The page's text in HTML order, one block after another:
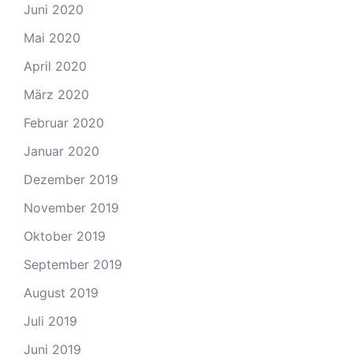
Juni 2020
Mai 2020
April 2020
März 2020
Februar 2020
Januar 2020
Dezember 2019
November 2019
Oktober 2019
September 2019
August 2019
Juli 2019
Juni 2019